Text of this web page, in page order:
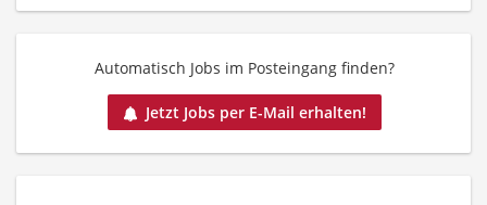
Automatisch Jobs im Posteingang finden?
Jetzt Jobs per E-Mail erhalten!